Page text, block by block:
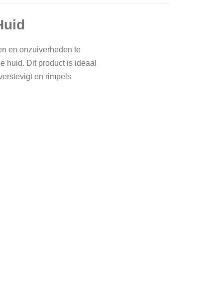
en onzuiverheden te
huid. Dit product is ideaal
en rimpels